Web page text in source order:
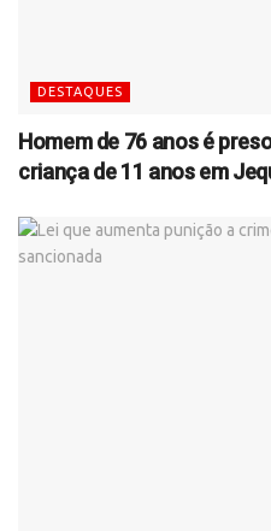
DESTAQUES
Homem de 76 anos é
criança de 11 anos em